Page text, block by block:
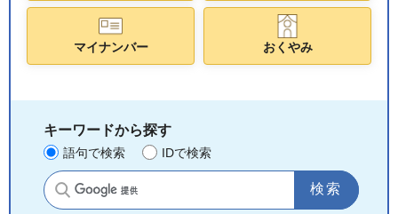
マイナンバー おくやみ
キーワードから探す
語句で検索 IDで検索
サイト内検索